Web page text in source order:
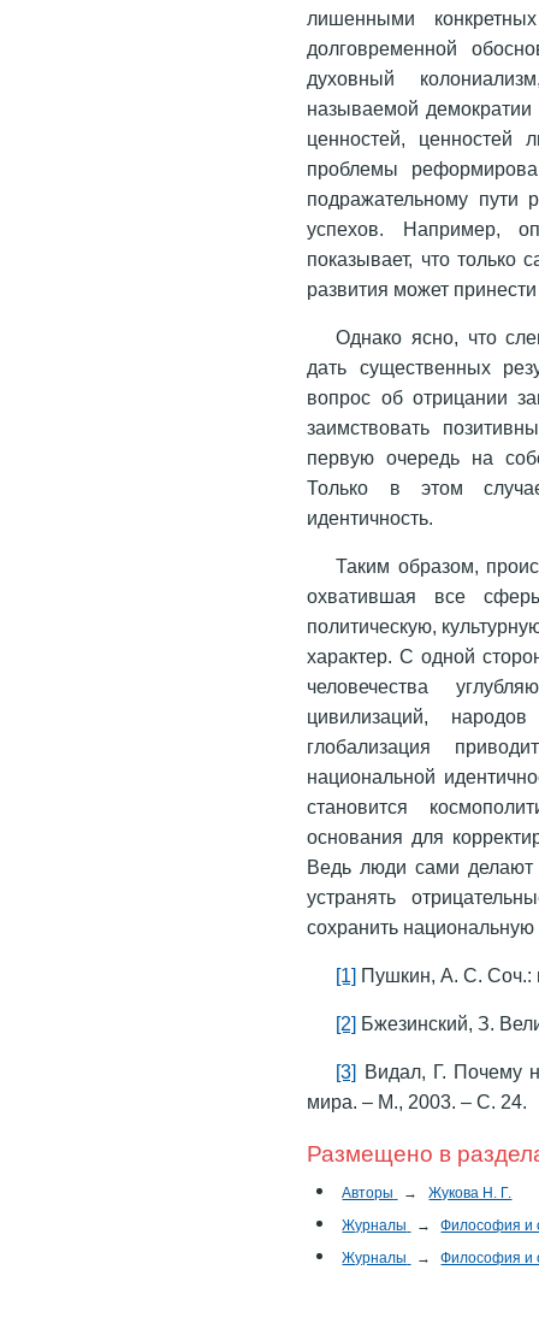
лишенными
долговременной
духовный
называемой демократии
ценностей, ценностей
проблемы
подражательному пути
успехов. Например,
показывает, что только
развития может
Однако ясно, что
дать существенных
вопрос об отрицании
заимствовать
первую очередь на
Только в этом
идентичность.
Таким образом,
охватившая все
политическую,
характер. С одной
человечества
цивилизаций,
глобализация
национальной
становится
основания для
Ведь люди сами
устранять
сохранить национальную
[1] Пушкин, А. С. Соч.:
[2] Бжезинский, З.
[3] Видал, Г. Почему
мира. – М., 2003. – С. 24.
Размещено в
Авторы →
Жукова Н. Г.
Журналы
→
Философия и
Журналы
→ Философия и